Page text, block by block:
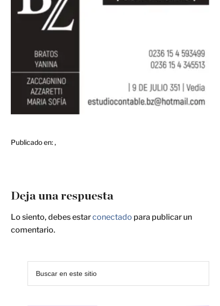
Publicado en:,
Deja una respuesta
Lo siento, debes estarconectado para publicar un
comentario.